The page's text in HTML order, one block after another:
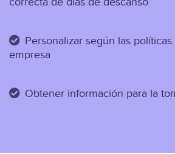
Personalizar según las
empresa
Obtener información para la